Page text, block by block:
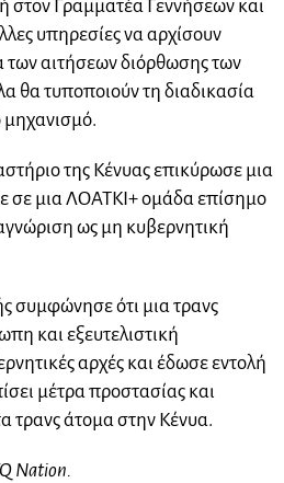
στον Γραμματέα Γεννήσεων και
υπηρεσίες να αρχίσουν
των αιτήσεων διόρθωσης των
θα τυποποιούν τη διαδικασία
μηχανισμό.
της Κένυας επικύρωσε μια
μια ΛΟΑΤΚΙ+ ομάδα επίσημο
ως μη κυβερνητική
συμφώνησε ότι μια τρανς
και εξευτελιστική
αρχές και έδωσε εντολή
μέτρα προστασίας και
τρανς άτομα στην Κένυα.
Nation.